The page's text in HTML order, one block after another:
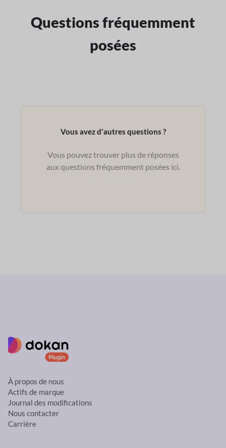
Questions fréquemment
posées
Vous avez d'autres questions ?
Vous pouvez trouver plus de réponses
aux questions fréquemment posées ici.
À propos de nous
Actifs de marque
Journal des modifications
Nous contacter
Carrière